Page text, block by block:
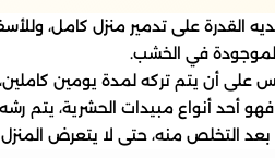
القدرة على تدمير منزل كامل،
الموجودة في الخشب.
على أن يتم تركه لمدة يومين
أحد أنواع مبيدات الحشرية، يتم
التخلص منه، حتى لا يتعرض المنزل